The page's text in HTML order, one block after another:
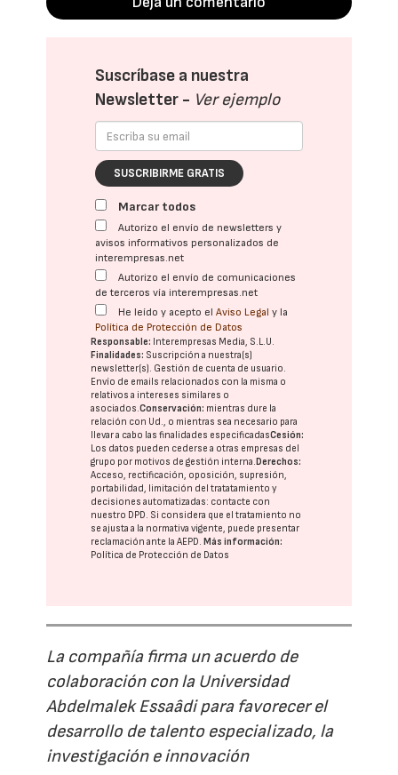
Suscríbase a nuestra
Newsletter - Ver ejemplo
SUSCRIBIRME GRATIS
Marcar todos
Autorizo el envío de newsletters y
avisos informativos personalizados de
interempresas.net
Autorizo el envío de comunicaciones
de terceros vía interempresas.net
He leído y acepto elAviso Legal y la
Política de Protección de Datos
Responsable: Interempresas Media, S.L.U.
Finalidades: Suscripción a nuestra(s)
newsletter(s). Gestión de cuenta de usuario.
Envío de emails relacionados con la misma o
relativos a intereses similares o
asociados.Conservación: mientras dure la
relación con Ud., o mientras sea necesario para
llevar a cabo las finalidades especificadasCesión:
Los datos pueden cederse a otras empresas del
grupo por motivos de gestión interna. Derechos:
Acceso, rectificación, oposición, supresión,
portabilidad, limitación del tratatamiento y
decisiones automatizadas: contacte con
nuestro DPD. Si considera que el tratamiento no
se ajusta a la normativa vigente, puede presentar
reclamación ante laAEPD. Más información:
Política de Protección de Datos
La compañía firma un acuerdo de
colaboración con la Universidad
Abdelmalek Essaâdi para favorecer el
desarrollo de talento especializado, la
investigación e innovación